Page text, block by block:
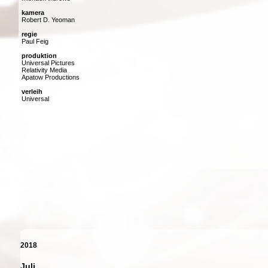
2018
kamera
Robert D. Yeoman
regie
Paul Feig
produktion
Universal Pictures
Relativity Media
Apatow Productions
verleih
Universal